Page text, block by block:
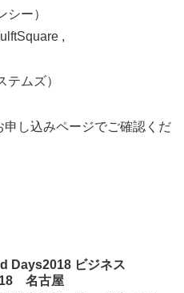
ー）
,
ムズ）
し込みページでご確認くだ
Days2018 ビジネス
名古屋